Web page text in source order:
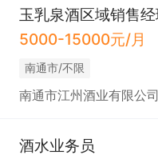
5000-15000元/月
南通市/不限
南通市江州酒业有限公司
酒水业务员